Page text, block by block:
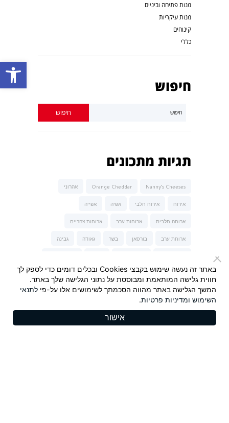
פתח סרגל נגישות
מנות פתיחה וביניים
מנות עיקריות
קינוחים
כללי
חיפוש
תגיות מתכונים
Nanny’s Cheeses
Orange Cheddar אהרוני
אירוח אירוח חלבי אפיה אפייה
ארוחה חלבית ארוחות ערב ארוחות צהריים
ארוחת ערב בורסאן בשר גאודה גבינה
גבינת טברנה גבינת עיזים הגבינות של נני
המבורגר חלבי חלומי חרדל חרדל Maille
מנה עיקרית מנות פתיחה וביניים מנצ'גו סלט
באתר זה נעשה שימוש בקבצי Cookies ובכלים דומים כדי לספק לך
חווית גלישה המותאמת ומבוססת על נתוני הגלישה שלך באתר.
המשך הגלישה באתר מהווה הסכמתך לשימושים אלו על-פי לתנאי
השימוש ומדיניות פרטיות.
אישור